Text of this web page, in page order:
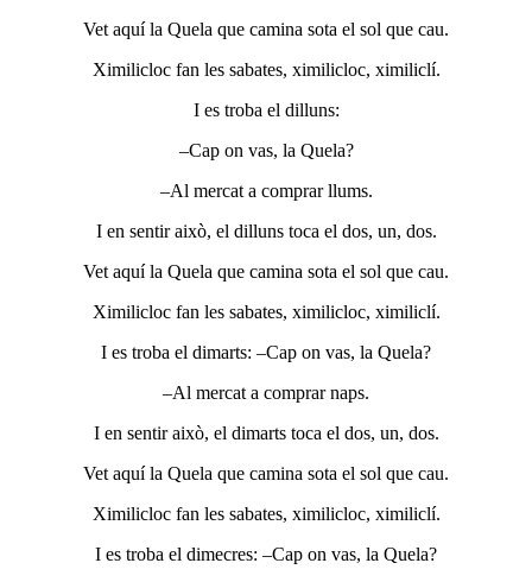
Vet aquí la Quela que camina sota el sol que cau.
Ximilicloc fan les sabates, ximilicloc, ximiliclí.
I es troba el dilluns:
–Cap on vas, la Quela?
–Al mercat a comprar llums.
I en sentir això, el dilluns toca el dos, un, dos.
Vet aquí la Quela que camina sota el sol que cau.
Ximilicloc fan les sabates, ximilicloc, ximiliclí.
I es troba el dimarts: –Cap on vas, la Quela?
–Al mercat a comprar naps.
I en sentir això, el dimarts toca el dos, un, dos.
Vet aquí la Quela que camina sota el sol que cau.
Ximilicloc fan les sabates, ximilicloc, ximiliclí.
I es troba el dimecres: –Cap on vas, la Quela?